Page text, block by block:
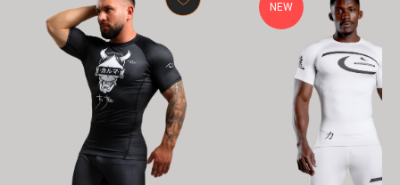
NEW
ООО "БАРРАКУДА"
ИНН: 3702198396
ОГРН 1183702008489
БАРРАКУДА